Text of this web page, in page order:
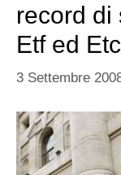
record di
Etf ed Etc
3 Settembre